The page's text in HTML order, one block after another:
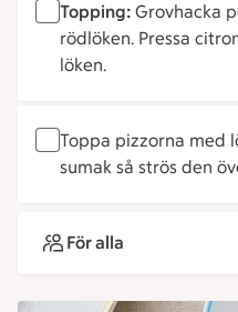
Topping: Grovhacka
rödlöken. Pressa
löken.
Toppa pizzorna med
sumak så strös den
För alla